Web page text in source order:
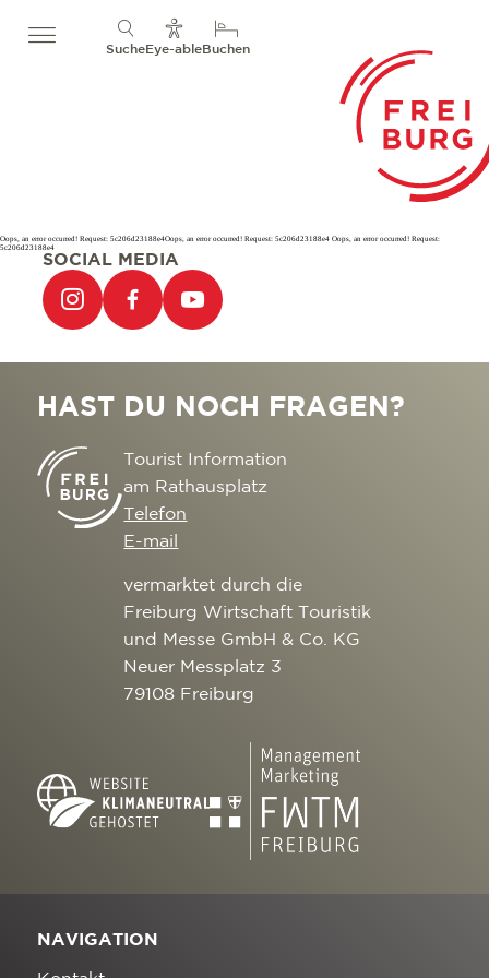
SucheEye-ableBuchen
Oops, an error occurred! Request: 5c206d23188e4Oops, an error occurred! Request: 5c206d23188e4 Oops, an error occurred! Request:
5c206d23188e4
SOCIAL MEDIA
HAST DU NOCH FRAGEN?
Tourist Information
am Rathausplatz
Telefon
E-mail
vermarktet durch die
Freiburg Wirtschaft Touristik
und Messe GmbH & Co. KG
Neuer Messplatz 3
79108 Freiburg
NAVIGATION